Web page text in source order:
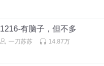
1216-有脑子，但不多
一刀苏苏 14.87万